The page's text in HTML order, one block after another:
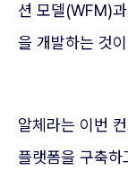
션 모델(WFM)
을 개발하는 것
알체라는 이번
플랫폼을 구축